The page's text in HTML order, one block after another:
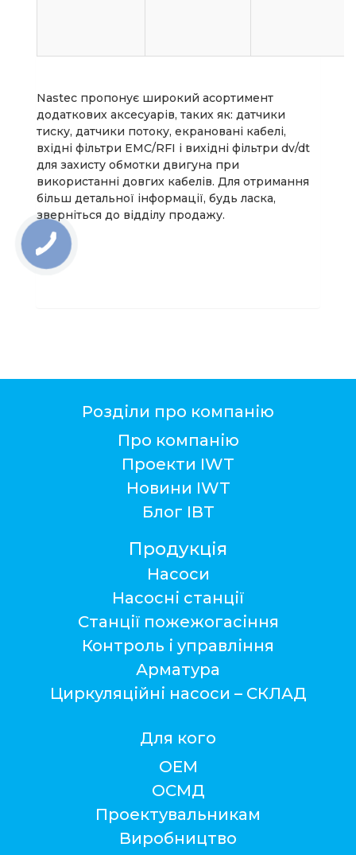
Nastec пропонує широкий асортимент
додаткових аксесуарів, таких як: датчики
тиску, датчики потоку, екрановані кабелі,
вхідні фільтри EMC/RFI і вихідні фільтри dv/dt
для захисту обмотки двигуна при
використанні довгих кабелів. Для отримання
більш детальної інформації, будь ласка,
зверніться до відділу продажу.
Розділи про компанію
Про компанію
Проекти IWT
Новини IWT
Блог ІВТ
Продукція
Насоси
Насосні станції
Станції пожежогасіння
Контроль і управління
Арматура
Циркуляційні насоси – СКЛАД
Для кого
ОЕМ
ОСМД
Проектувальникам
Виробництво